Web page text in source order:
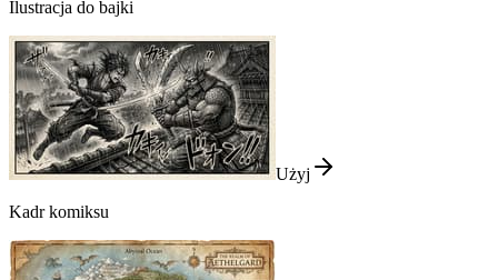
Ilustracja do bajki
Użyj
Kadr komiksu